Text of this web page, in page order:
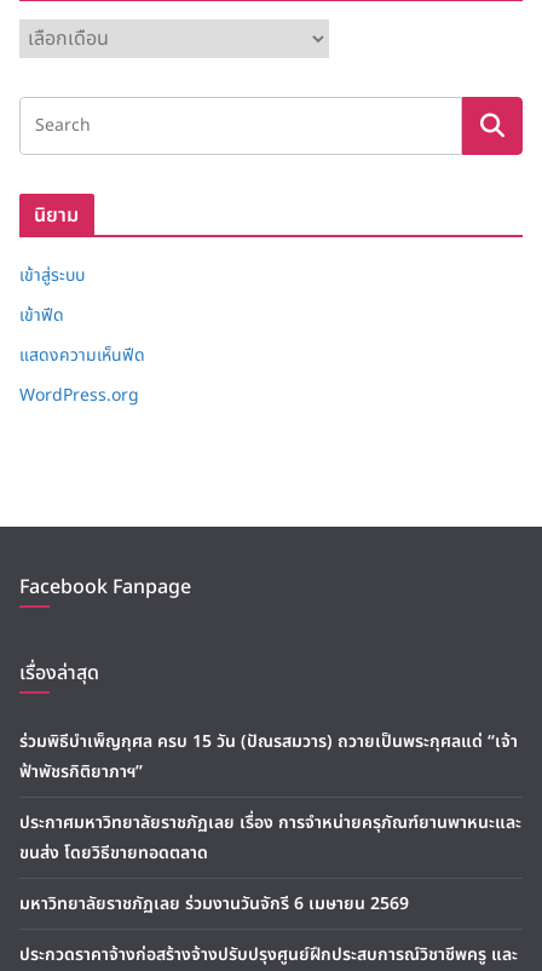
ลั
ง
ก็
นิยาม
เข้าสู่ระบบ
เข้าฟีด
แสดงความเห็นฟีด
WordPress.org
Facebook Fanpage
เรื่องล่าสุด
ร่วมพิธีบำเพ็ญกุศล ครบ 15 วัน (ปัณรสมวาร) ถวายเป็นพระกุศลแด่ “เจ้า
ฟ้าพัชรกิติยาภาฯ”
ประกาศมหาวิทยาลัยราชภัฏเลย เรื่อง การจำหน่ายครุภัณฑ์ยานพาหนะและ
ขนส่ง โดยวิธีขายทอดตลาด
มหาวิทยาลัยราชภัฏเลย ร่วมงานวันจักรี 6 เมษายน 2569
ประกวดราคาจ้างก่อสร้างจ้างปรับปรุงศูนย์ฝึกประสบการณ์วิชาชีพครู และ